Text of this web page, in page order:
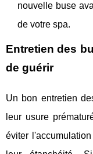
nouvelle buse
de votre spa.
Entretien des
de guérir
Un bon entretien
leur usure
éviter